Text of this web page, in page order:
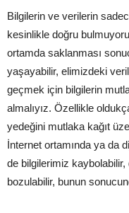
Bilgilerin ve verilerin
kesinlikle doğru
ortamda saklanması
yaşayabilir, elimizdeki
geçmek için bilgilerin
almalıyız. Özellikle
yedeğini mutlaka kağıt
İnternet ortamında ya da
de bilgilerimiz kaybolabilir,
bozulabilir, bunun